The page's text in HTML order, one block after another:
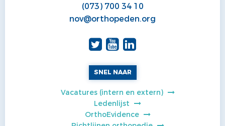
(073) 700 34 10
nov@orthopeden.org
SNEL NAAR
Vacatures (intern en extern)
Ledenlijst
OrthoEvidence